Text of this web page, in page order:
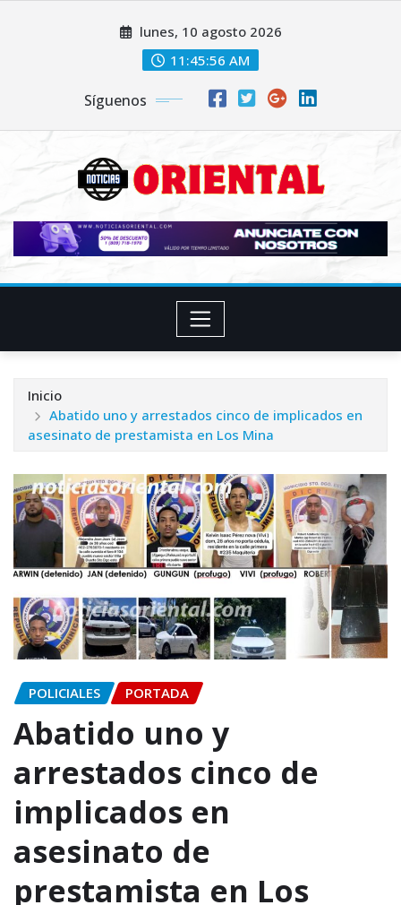
lunes, 10 agosto 2026
11:45:57 AM
Síguenos
Inicio
Abatido uno y arrestados cinco de implicados en
asesinato de prestamista en Los Mina
POLICIALES PORTADA
Abatido uno y
arrestados cinco de
implicados en
asesinato de
prestamista en Los